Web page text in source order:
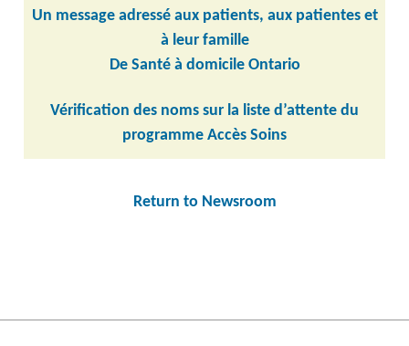
Un message adressé aux patients, aux patientes et
à leur famille
De Santé à domicile Ontario
Vérification des noms sur la liste d’attente du
programme Accès Soins
Return to Newsroom